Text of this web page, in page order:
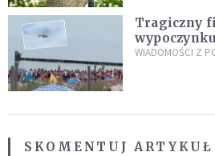
Tragiczny
zarzuty
WIADOMOŚCI Z
SKOMENTUJ ARTYKUŁ